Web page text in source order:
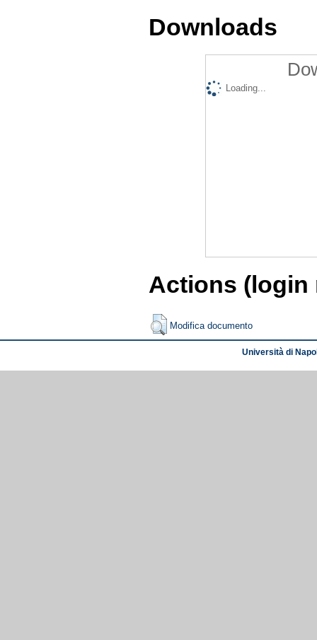
Downloads
Loading...
Actions (login
Modifica documento
Università di